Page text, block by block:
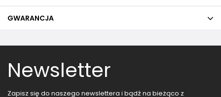
GWARANCJA
Newsletter
Zapisz się do naszego newslettera i bądź na bieżąco z